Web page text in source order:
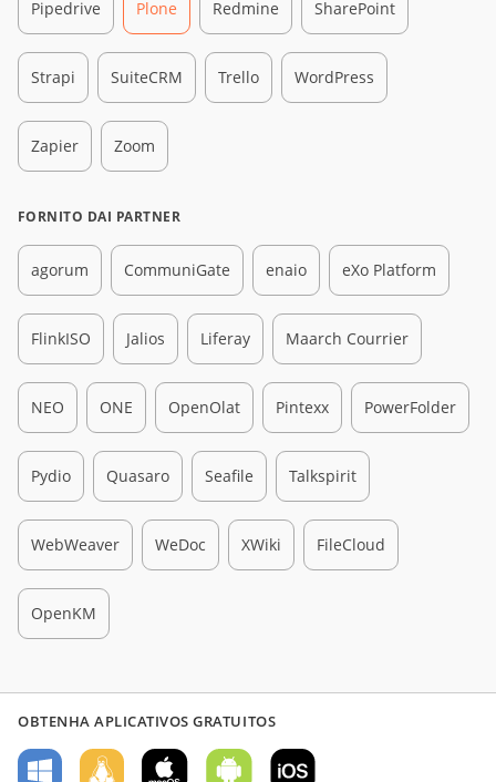
Pipedrive Plone Redmine SharePoint
Strapi SuiteCRM Trello WordPress
Zapier Zoom
FORNITO DAI PARTNER
agorum CommuniGate enaio eXo Platform
FlinkISO Jalios Liferay Maarch Courrier
NEO ONE OpenOlat Pintexx PowerFolder
Pydio Quasaro Seafile Talkspirit
WebWeaver WeDoc XWiki FileCloud
OpenKM
OBTENHA APLICATIVOS GRATUITOS